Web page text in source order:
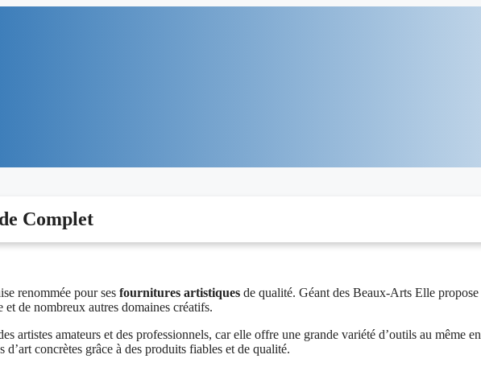
Complet
renommée pour ses fournitures artistiques de qualité. Géant des Beaux-Arts Elle
de nombreux autres domaines créatifs.
artistes amateurs et des professionnels, car elle offre une grande variété d’outils au même
concrètes grâce à des produits fiables et de qualité.